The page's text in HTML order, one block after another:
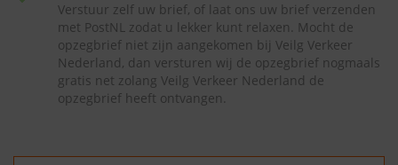
Verstuur zelf uw brief, of laat ons uw brief verzenden
met PostNL zodat u lekker kunt relaxen. Mocht de
opzegbrief niet zijn aangekomen bij Veilg Verkeer
Nederland, dan versturen wij de opzegbrief nogmaals
gratis net zolang Veilg Verkeer Nederland de
opzegbrief heeft ontvangen.